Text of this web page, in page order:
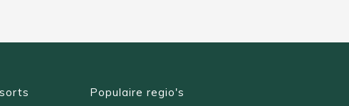
Populaire regio's